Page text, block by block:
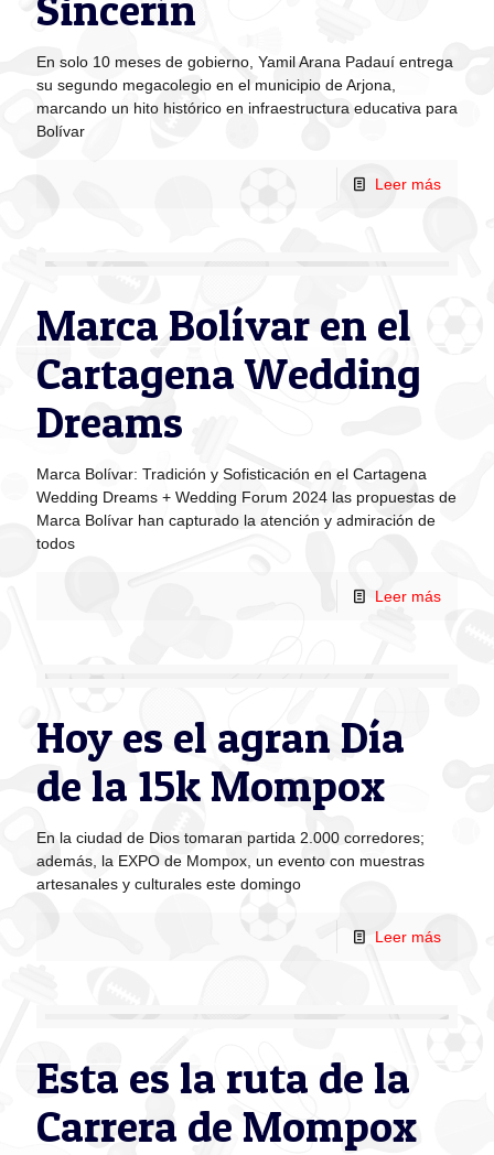
En solo 10 meses de gobierno, Yamil Arana Padauí entrega
su segundo megacolegio en el municipio de Arjona,
marcando un hito histórico en infraestructura educativa para
Bolívar
Leer más
Marca Bolívar en el
Cartagena Wedding
Dreams
Marca Bolívar: Tradición y Sofisticación en el Cartagena
Wedding Dreams + Wedding Forum 2024 las propuestas de
Marca Bolívar han capturado la atención y admiración de
todos
Leer más
Hoy es el agran Día
de la 15k Mompox
En la ciudad de Dios tomaran partida 2.000 corredores;
además, la EXPO de Mompox, un evento con muestras
artesanales y culturales este domingo
Leer más
Esta es la ruta de la
Carrera de Mompox